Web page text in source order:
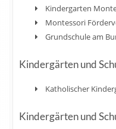
Kindergarten
Montessori
Grundschule am
Kindergärten und
Katholischer
Kindergärten und